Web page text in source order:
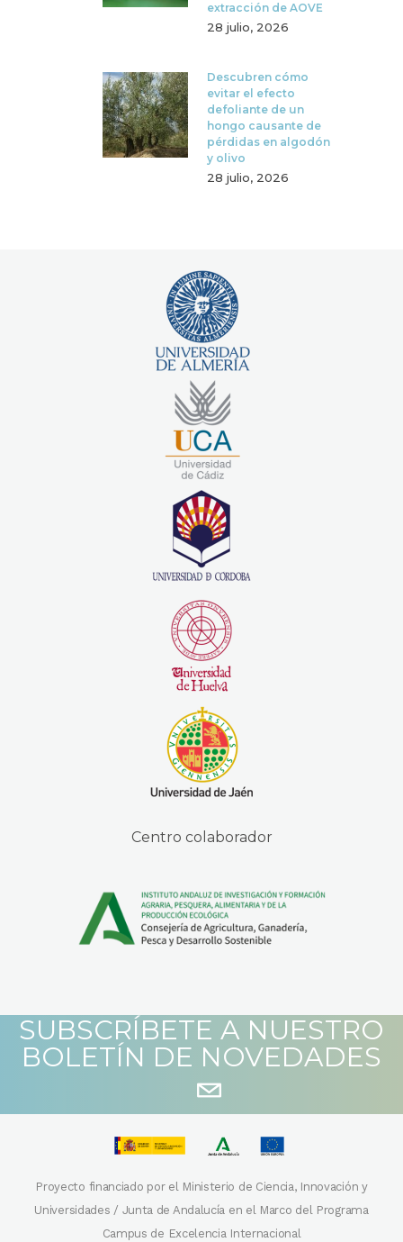
extracción de AOVE
28 julio, 2026
Descubren cómo
evitar el efecto
defoliante de un
hongo causante de
pérdidas en algodón
y olivo
28 julio, 2026
Centro colaborador
SUBSCRÍBETE A NUESTRO
BOLETÍN DE NOVEDADES
Proyecto financiado por el Ministerio de Ciencia, Innovación y
Universidades / Junta de Andalucía en el Marco del Programa
Campus de Excelencia Internacional